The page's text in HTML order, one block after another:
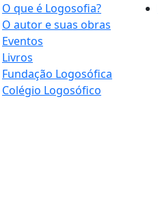
O que é Logosofia?
O autor e suas obras
Eventos
Livros
Fundação Logosófica
Colégio Logosófico